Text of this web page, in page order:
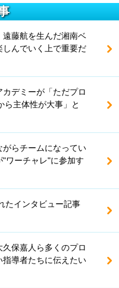
遠藤航を生んだ湘南ベ
しんでいく上で重要だ
デミーが「ただプロ
ら主体性が大事」と
らチームになってい
ワーチャレ"に参加す
たインタビュー記事
久保嘉人ら多くのプロ
導者たちに伝えたい